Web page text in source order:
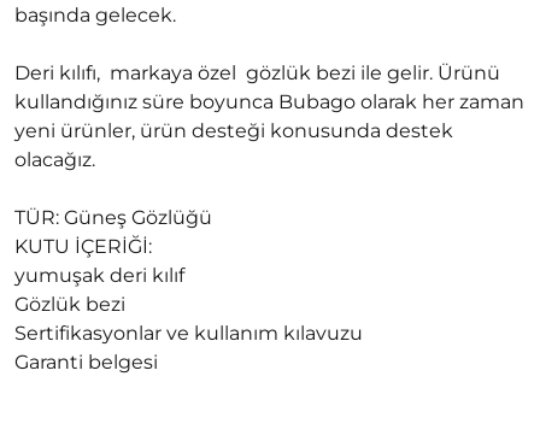
başında gelecek.
Deri kılıfı, markaya özel gözlük bezi ile gelir. Ürünü
kullandığınız süre boyunca Bubago olarak her zaman
yeni ürünler, ürün desteği konusunda destek
olacağız.
TÜR: Güneş Gözlüğü
KUTU İÇERİĞİ:
yumuşak deri kılıf
Gözlük bezi
Sertifikasyonlar ve kullanım kılavuzu
Garanti belgesi